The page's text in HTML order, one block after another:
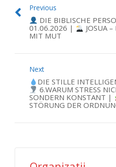
Previous
DIE BIBLISCHE
01.06.2026 |
JOSUA
MIT MUT
Next
DIE STILLE
6.WARUM STRESS
SONDERN KONSTANT |
STÖRUNG DER